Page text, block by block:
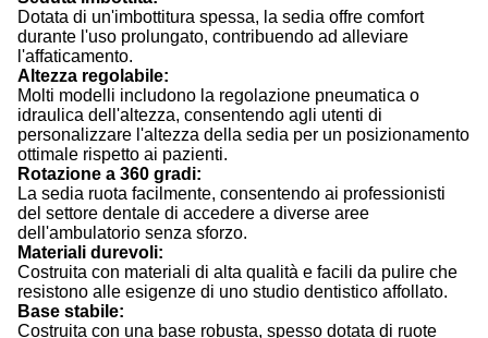
Dotata di un'imbottitura spessa, la sedia offre comfort
durante l'uso prolungato, contribuendo ad alleviare
l'affaticamento.
Altezza regolabile:
Molti modelli includono la regolazione pneumatica o
idraulica dell'altezza, consentendo agli utenti di
personalizzare l'altezza della sedia per un posizionamento
ottimale rispetto ai pazienti.
Rotazione a 360 gradi:
La sedia ruota facilmente, consentendo ai professionisti
del settore dentale di accedere a diverse aree
dell'ambulatorio senza sforzo.
Materiali durevoli:
Costruita con materiali di alta qualità e facili da pulire che
resistono alle esigenze di uno studio dentistico affollato.
Base stabile:
Costruita con una base robusta, spesso dotata di ruote